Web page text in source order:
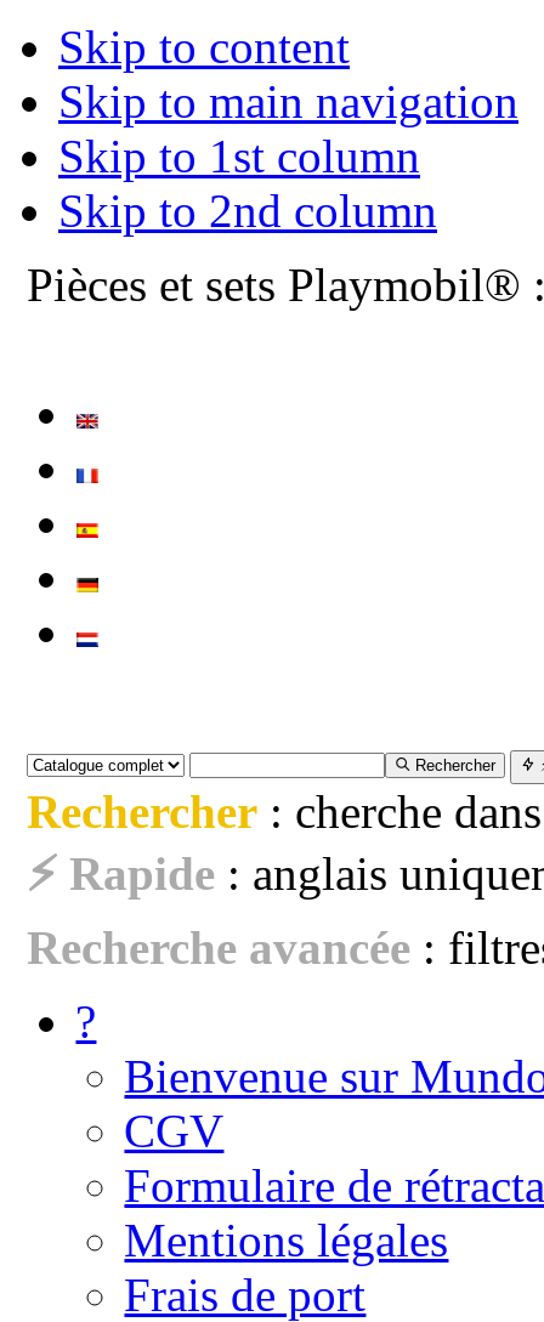
Skip to content
Skip to main navigation
Skip to 1st column
Skip to 2nd column
Pièces et sets Playmobil®
Rechercher
Rechercher : cherche
⚡ Rapide : anglais
Recherche avancée :
?
Bienvenue sur
CGV
Formulaire de
Mentions légales
Frais de port